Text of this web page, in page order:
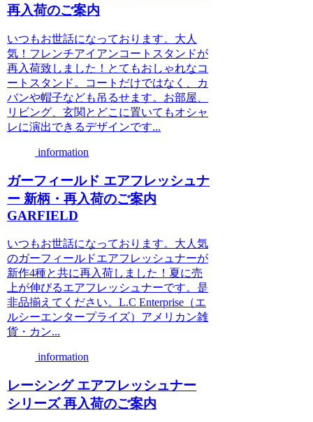
再入荷のご案内
いつもお世話になっております。大人
気！フレンチアイアンコートスタンドが
再入荷致しました！とてもおしゃれなコ
ートスタンド。コートだけではなく、カ
バンや帽子なども吊るせます。お部屋、
リビング、玄関とどこに置いてもオシャ
レに演出できるデザインです...
information
ガーフィールド エアフレッシュナ
ー 新柄・再入荷のご案内
GARFIELD
いつもお世話になっております。大人気
のガーフィールドエアフレッシュナーが
新作4種と共に再入荷しました！夏に売
上が伸びるエアフレッシュナーです。是
非品揃えてください。L.C Enterprise（エ
ルシーエンタープライズ）アメリカン雑
貨・カン...
information
レーシング エアフレッシュナー
シリーズ 再入荷のご案内